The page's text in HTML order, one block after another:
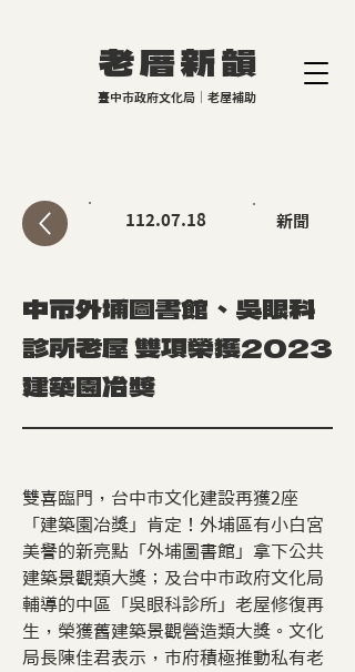
老厝新韻
臺中市政府文化局｜老屋補助
112.07.18 新聞
中市外埔圖書館、吳眼科
診所老屋 雙項榮獲2023
建築園冶獎
雙喜臨門，台中市文化建設再獲2座
「建築園冶獎」肯定！外埔區有小白宮
美譽的新亮點「外埔圖書館」拿下公共
建築景觀類大獎；及台中市政府文化局
輔導的中區「吳眼科診所」老屋修復再
生，榮獲舊建築景觀營造類大獎。文化
局長陳佳君表示，市府積極推動私有老